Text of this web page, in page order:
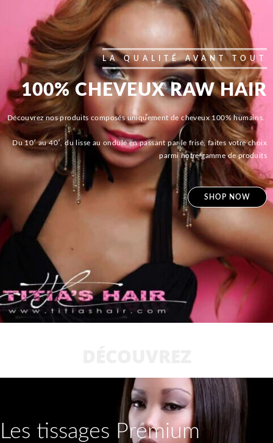
LA QUALITÉ AVANT TOUT
100% CHEVEUX RAW HAIR
Découvrez nos produits composés uniquement de cheveux 100% humains.
Du 10′ au 40′, du lisse au ondulé en passant par le frisé, faites votre choix
parmi notre gamme de produits
SHOP NOW
Les tissages Premium